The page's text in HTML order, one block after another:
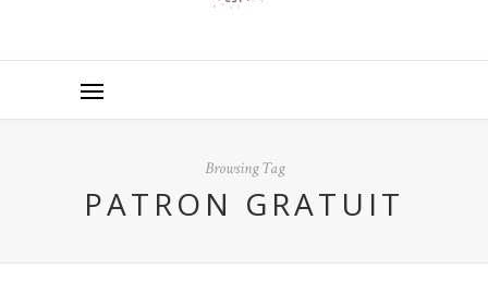
Browsing Tag
PATRON GRATUIT